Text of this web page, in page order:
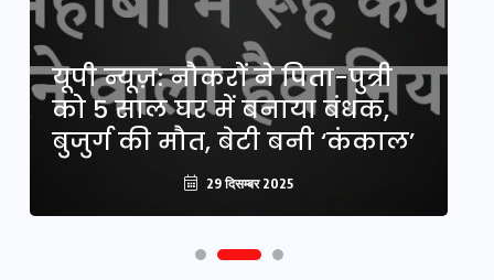
यूपी न्यूज़: नौकरों ने पिता-पुत्री
को 5 साल घर में बनाया बंधक,
बुजुर्ग की मौत, बेटी बनी ‘कंकाल’
29 दिसम्बर 2025